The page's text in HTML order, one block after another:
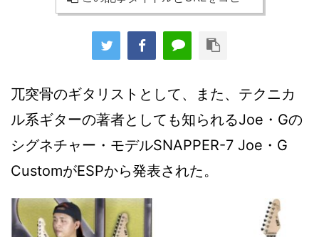
兀突骨のギタリストとして、また、テクニカ
ル系ギターの著者としても知られるJoe・Gの
シグネチャー・モデルSNAPPER-7 Joe・G
CustomがESPから発表された。